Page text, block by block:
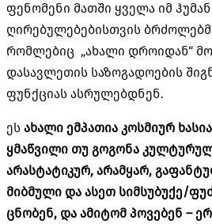
ფენომენი მათში ყველა იმ
ღირებულებებისთვის
რომლებიც „ახალი დროიდან“
დასავლეთის საზოგადოების
ფუნქციას ასრულებდნენ.
ეს ახალი ემპათია კოსმიურ
ყმაწვილი თუ გოგონა
არასტატიკურ, არამყარ,
მიბმული და ასეთ სიმსუბუქე/
ცნობენ, და ამიტომ პოვებენ –